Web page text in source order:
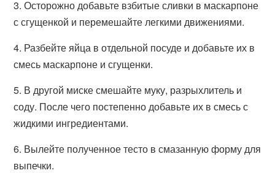
3. Осторожно добавьте взбитые сливки в маскарпоне
с сгущенкой и перемешайте легкими движениями.
4. Разбейте яйца в отдельной посуде и добавьте их в
смесь маскарпоне и сгущенки.
5. В другой миске смешайте муку, разрыхлитель и
соду. После чего постепенно добавьте их в смесь с
жидкими ингредиентами.
6. Вылейте полученное тесто в смазанную форму для
выпечки.